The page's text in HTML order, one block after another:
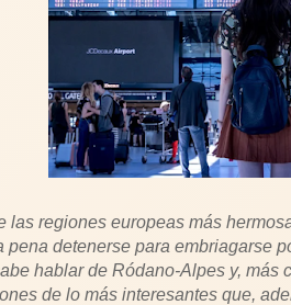
las regiones europeas más
pena detenerse para embriagarse
hablar de Ródano-Alpes y,
de lo más interesantes que,